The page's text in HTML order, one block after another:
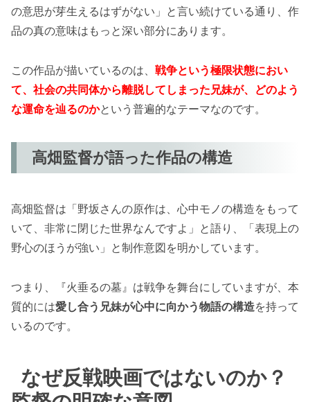
の意思が芽生えるはずがない」と言い続けている通り、作
品の真の意味はもっと深い部分にあります。
この作品が描いているのは、 戦争という極限状態におい
て、社会の共同体から離脱してしまった兄妹が、どのよう
な運命を辿るのかという普遍的なテーマなのです。
高畑監督が語った作品の構造
高畑監督は「野坂さんの原作は、心中モノの構造をもって
いて、非常に閉じた世界なんですよ」と語り、「表現上の
野心のほうが強い」と制作意図を明かしています。
つまり、『火垂るの墓』は戦争を舞台にしていますが、本
質的には愛し合う兄妹が心中に向かう物語の構造を持って
いるのです。
なぜ反戦映画ではないのか？